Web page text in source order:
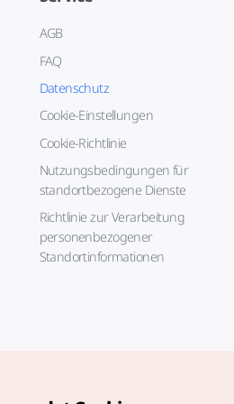
AGB
FAQ
Datenschutz
Cookie-Einstellungen
Cookie-Richtlinie
Nutzungsbedingungen für
standortbezogene Dienste
Richtlinie zur Verarbeitung
personenbezogener
Standortinformationen